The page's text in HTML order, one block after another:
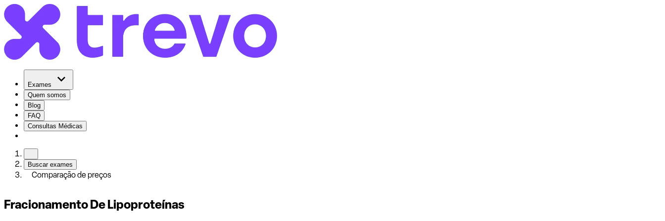
Exames
Quem somos
Blog
FAQ
Consultas Médicas
Buscar exames
Comparação de preços
Fracionamento De Lipoproteínas